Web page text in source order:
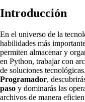
Introducción
En el universo de la
habilidades más
permiten almacenar y
en Python, trabajar con
de soluciones
Programador,
paso y dominarás las
archivos de manera